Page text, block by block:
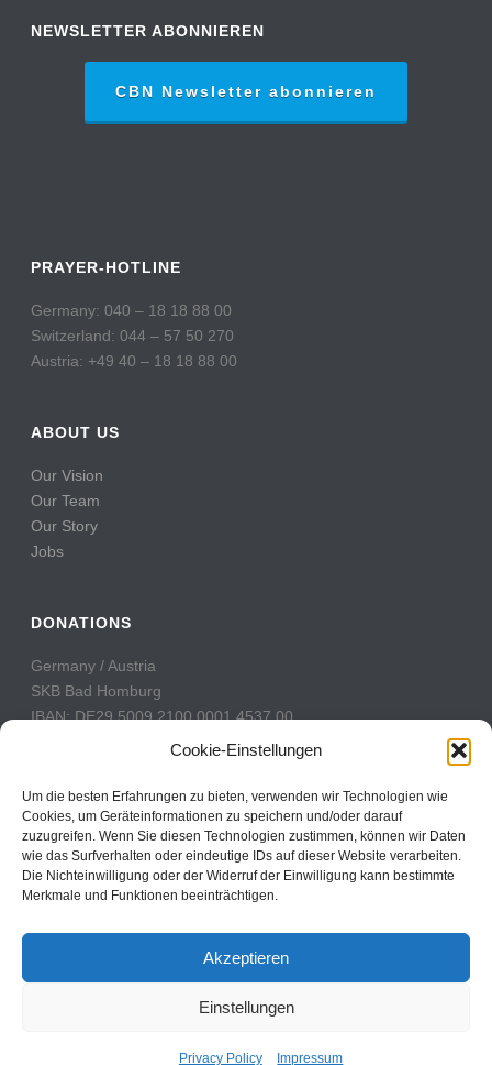
Cookie-Einstellungen
Um die besten Erfahrungen zu bieten, verwenden wir Technologien wie
Cookies, um Geräteinformationen zu speichern und/oder darauf
zuzugreifen. Wenn Sie diesen Technologien zustimmen, können wir Daten
wie das Surfverhalten oder eindeutige IDs auf dieser Website verarbeiten.
Die Nichteinwilligung oder der Widerruf der Einwilligung kann bestimmte
Merkmale und Funktionen beeinträchtigen.
Akzeptieren
Einstellungen
Privacy Policy Impressum
NEWSLETTER ABONNIEREN
CBN Newsletter abonnieren
PRAYER-HOTLINE
Germany: 040 – 18 18 88 00
Switzerland: 044 – 57 50 270
Austria: +49 40 – 18 18 88 00
ABOUT US
Our Vision
Our Team
Our Story
Jobs
DONATIONS
Germany / Austria
SKB Bad Homburg
IBAN: DE29 5009 2100 0001 4537 00
BIC: GENODE51BH2
Switzerland
PostFinance
Konto: 60-742493-7
IBAN: CH31 0900 0000 6074 2493 7
BIC: POFICHBEXXX
Contact